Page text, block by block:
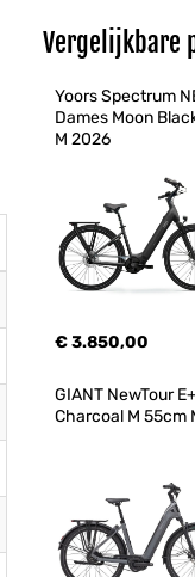
Vergelijkbare
Yoors Spectrum
Dames Moon
M 2026
€ 3.850,00
GIANT NewTour
Charcoal M 55cm